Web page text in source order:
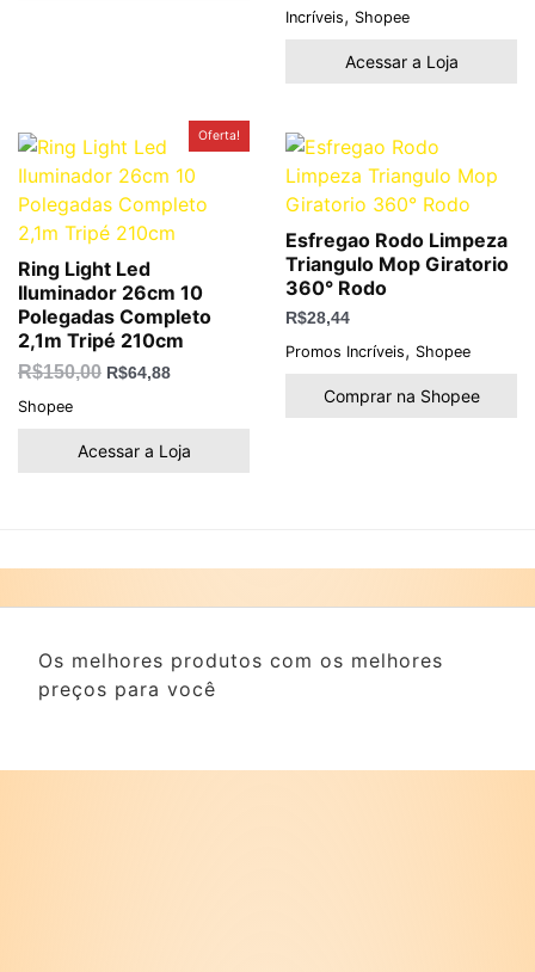
Incríveis, Shopee
Acessar a Loja
Oferta!
Ring Light Led
Iluminador 26cm 10
Polegadas Completo
2,1m Tripé 210cm
R$150,00
preço
original
era:
R$150,00.
R$64,88
é:
R$64,88.
Shopee
Acessar a Loja
Esfregao Rodo Limpeza
Triangulo Mop Giratorio
360° Rodo
R$28,44
Promos Incríveis, Shopee
Comprar na Shopee
Os melhores produtos com os melhores
preços para você